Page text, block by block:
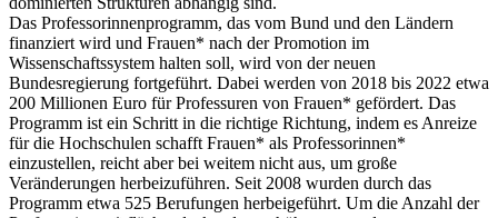
Das Professorinnenprogramm, das vom Bund und den Ländern
finanziert wird und Frauen* nach der Promotion im
Wissenschaftssystem halten soll, wird von der neuen
Bundesregierung fortgeführt. Dabei werden von 2018 bis 2022 etwa
200 Millionen Euro für Professuren von Frauen* gefördert. Das
Programm ist ein Schritt in die richtige Richtung, indem es Anreize
für die Hochschulen schafft Frauen* als Professorinnen*
einzustellen, reicht aber bei weitem nicht aus, um große
Veränderungen herbeizuführen. Seit 2008 wurden durch das
Programm etwa 525 Berufungen herbeigeführt. Um die Anzahl der